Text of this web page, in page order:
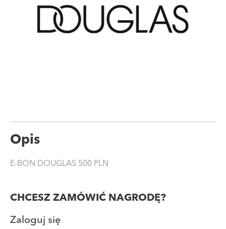
Opis
E-BON DOUGLAS 500 PLN
CHCESZ ZAMÓWIĆ NAGRODĘ?
Zaloguj się